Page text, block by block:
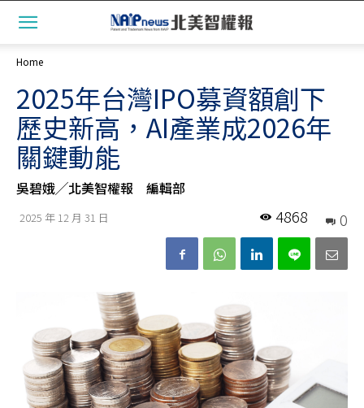
Home
2025年台灣IPO募資額創下
歷史新高，AI產業成2026年
關鍵動能
吳碧娥╱北美智權報 編輯部
2025 年 12 月 31 日 0
4868